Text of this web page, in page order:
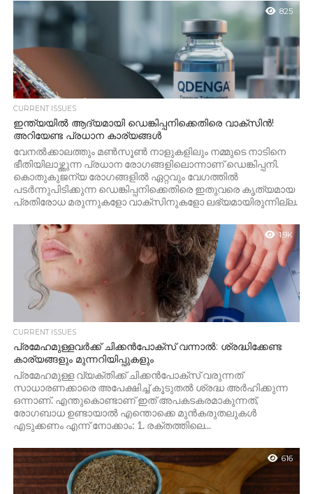
825
CURRENT ISSUES
ഇന്ത്യയിൽ ആദ്യമായി ഡെങ്കിപ്പനിക്കെതിരെ വാക്‌സിൻ!
അറിയേണ്ട പ്രധാന കാര്യങ്ങൾ
വേനൽക്കാലത്തും മൺസൂൺ നാളുകളിലും നമ്മുടെ നാടിനെ
ഭീതിയിലാഴ്ത്തുന്ന പ്രധാന രോഗങ്ങളിലൊന്നാണ് ഡെങ്കിപ്പനി.
കൊതുകുജന്യ രോഗങ്ങളിൽ ഏറ്റവും വേഗത്തിൽ
പടർന്നുപിടിക്കുന്ന ഡെങ്കിപ്പനിക്കെതിരെ ഇതുവരെ കൃത്യമായ
പ്രതിരോധ മരുന്നുകളോ വാക്‌സിനുകളോ ലഭ്യമായിരുന്നില്ല.
1.9K
CURRENT ISSUES
പ്രമേഹമുള്ളവർക്ക് ചിക്കൻപോക്‌സ് വന്നാൽ: ശ്രദ്ധിക്കേണ്ട
കാര്യങ്ങളും മുന്നറിയിപ്പുകളും
പ്രമേഹമുള്ള വ്യക്തിക്ക് ചിക്കൻപോക്‌സ് വരുന്നത്
സാധാരണക്കാരെ അപേക്ഷിച്ച് കൂടുതൽ ശ്രദ്ധ അർഹിക്കുന്ന
ഒന്നാണ്. എന്തുകൊണ്ടാണ് ഇത് അപകടകരമാകുന്നത്,
രോഗബാധ ഉണ്ടായാൽ എന്തൊക്കെ മുൻകരുതലുകൾ
എടുക്കണം എന്ന് നോക്കാം: 1. രക്തത്തിലെ...
616